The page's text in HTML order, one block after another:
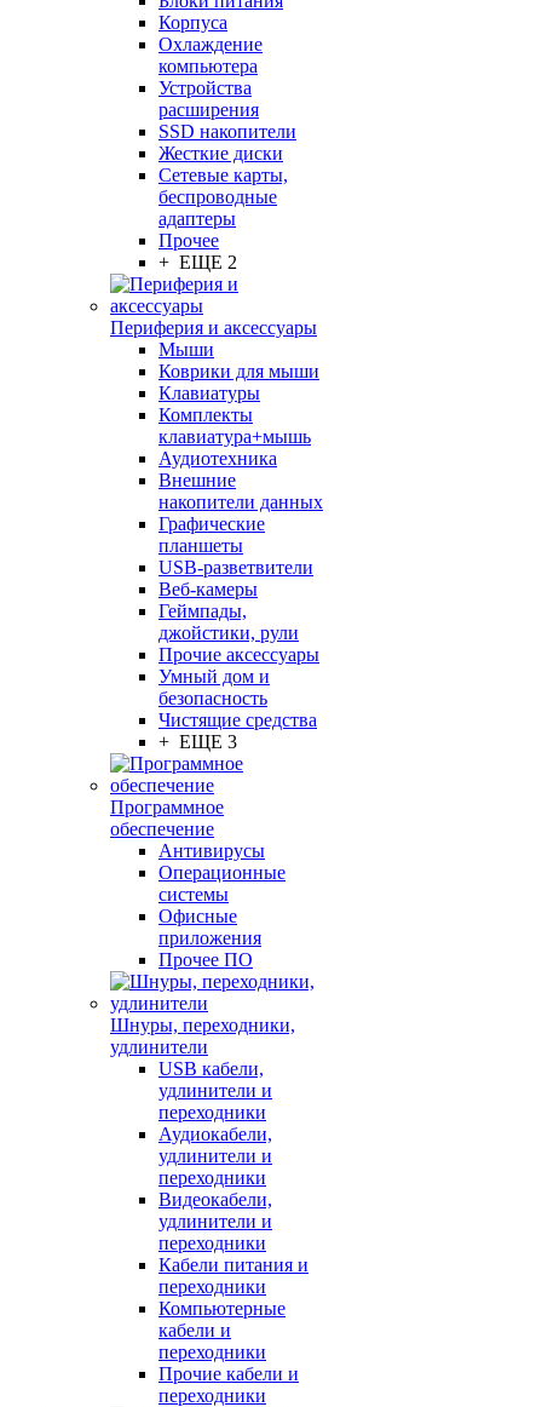
Корпуса
Охлаждение
компьютера
Устройства
расширения
SSD накопители
Жесткие диски
Сетевые карты,
беспроводные
адаптеры
Прочее
+ ЕЩЕ 2
Периферия и аксессуары
Мыши
Коврики для мыши
Клавиатуры
Комплекты
клавиатура+мышь
Аудиотехника
Внешние
накопители данных
Графические
планшеты
USB-разветвители
Веб-камеры
Геймпады,
джойстики, рули
Прочие аксессуары
Умный дом и
безопасность
Чистящие средства
+ ЕЩЕ 3
Программное
обеспечение
Антивирусы
Операционные
системы
Офисные
приложения
Прочее ПО
Шнуры, переходники,
удлинители
USB кабели,
удлинители и
переходники
Аудиокабели,
удлинители и
переходники
Видеокабели,
удлинители и
переходники
Кабели питания и
переходники
Компьютерные
кабели и
переходники
Прочие кабели и
переходники